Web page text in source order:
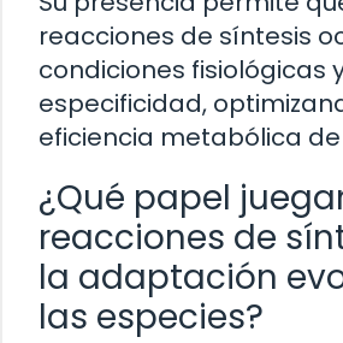
reacciones de síntesis
condiciones fisiológicas
especificidad,
eficiencia metabólica
¿Qué papel
reacciones de
la adaptación
las especies?